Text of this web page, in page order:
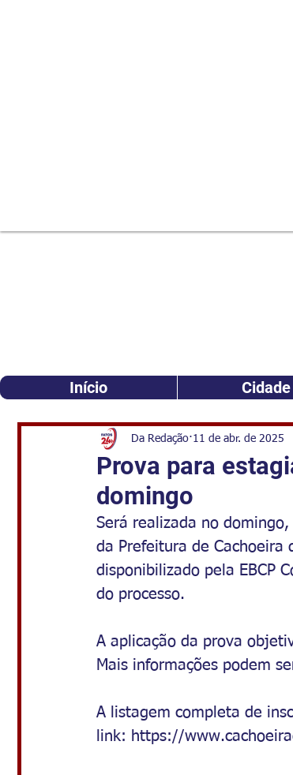
Início Cidade
Prova para
domingo
Da Redação 11 de abr. de 2025
Será realizada no
da Prefeitura de Cachoeira
disponibilizado pela EBCP
do processo.
A aplicação da prova
Mais informações podem
A listagem completa de
link: https://